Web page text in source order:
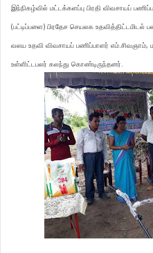
இந்நிகழ்வில் மட்டக்களப்பு பிரதி விவசாயப்
(பட்டிப்பளை) பிரதேச செயலக உதவித்திட்டமிடல்
வலய உதவி விவசாயப் பணிப்பாளர் எம்.சிவஞாம்,
உள்ளிட்டபலர் கலந்து கொண்டிருந்தனர்.